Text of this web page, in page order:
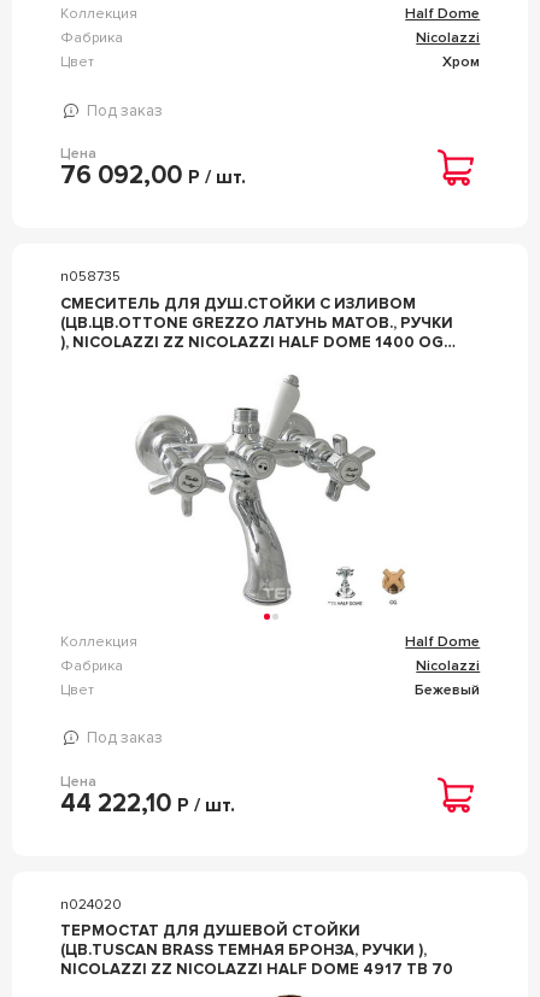
Коллекция
Half Dome
Фабрика
Nicolazzi
Цвет
Хром
Под заказ
Цена
76 092,00 Р / шт.
n058735
СМЕСИТЕЛЬ ДЛЯ ДУШ.СТОЙКИ С ИЗЛИВОМ
(ЦВ.ЦВ.OTTONE GREZZO ЛАТУНЬ МАТОВ., РУЧКИ
), NICOLAZZI ZZ NICOLAZZI HALF DOME 1400 OG
Коллекция
Half Dome
Фабрика
Nicolazzi
Цвет
Бежевый
Под заказ
Цена
44 222,10 Р / шт.
n024020
ТЕРМОСТАТ ДЛЯ ДУШЕВОЙ СТОЙКИ
(ЦВ.TUSCAN BRASS ТЕМНАЯ БРОНЗА, РУЧКИ ),
NICOLAZZI ZZ NICOLAZZI HALF DOME 4917 TB 70